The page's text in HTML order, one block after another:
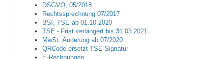
DSGVO, 05/2018
Rechtssprechnung 07/2017
BSI, TSE ab 01.10.2020
TSE - Frist verlängert bis 31.03.2021
MwSt. Änderung ab 07/2020
QRCode ersetzt TSE-Signatur
E-Rechnungen